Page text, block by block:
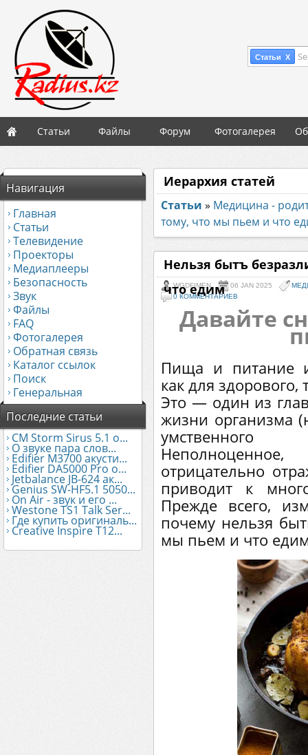
Статьи X
Статьи Файлы Форум Фотогалерея
Навигация
Главная
Статьи
Телевидение
Проекторы
Медиаплееры
Безопасность
Звук
Файлы
FAQ
Фотогалерея
Обратная связь
Каталог ссылок
Поиск
Генеральная
Последние статьи
CM Storm Sirus 5.1 о...
О звуке пара слов...
Edifier М3700 акусти...
Edifier DA5000 Pro о...
Jetbalance JB-624 ак...
Genius SW-HF5.1 5050...
On Air - звук и его ...
Westone TS1 Talk Ser...
Где купить оригиналь...
Creative Inspire T12...
Иерархия статей
Статьи » Медицина -
тому, что мы пьем и что
Нельзя бытъ
что едим
WGDFIMEN 06 JAN 2025
0 КОММЕНТАРИЕВ
Давайте
Пища и питание
как для здорового,
Это — один из
жизни организма
умственного
Неполноценное,
отрицательно
приводит к
Прежде всего,
почему нельзя
мы пьем и что